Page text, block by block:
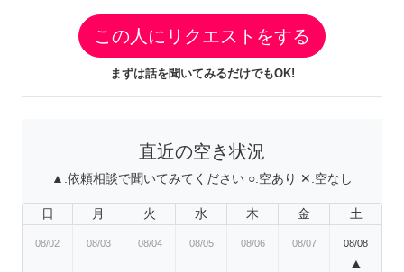
この人にリクエストをする
まずは話を聞いてみるだけでもOK!
直近の空き状況
▲:依頼相談で聞いてみてください ○:空あり ✕:空なし
日 月 火 水 木 金 土
08/02 08/03 08/04 08/05 08/06 08/07 08/08
▲